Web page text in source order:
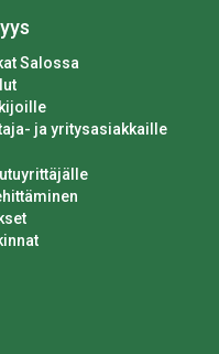
Salossa
ja yritysasiakkaille